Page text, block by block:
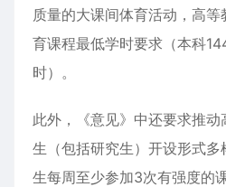
质量的大课间体育活动，高
育课程最低学时要求（本科
时）。
此外，《意见》中还要求推
生（包括研究生）开设形式
生每周至少参加3次有强度的